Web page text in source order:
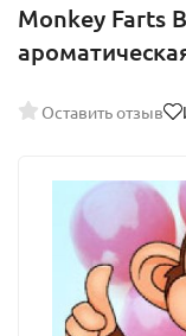
Monkey Farts
Оставить отзыв